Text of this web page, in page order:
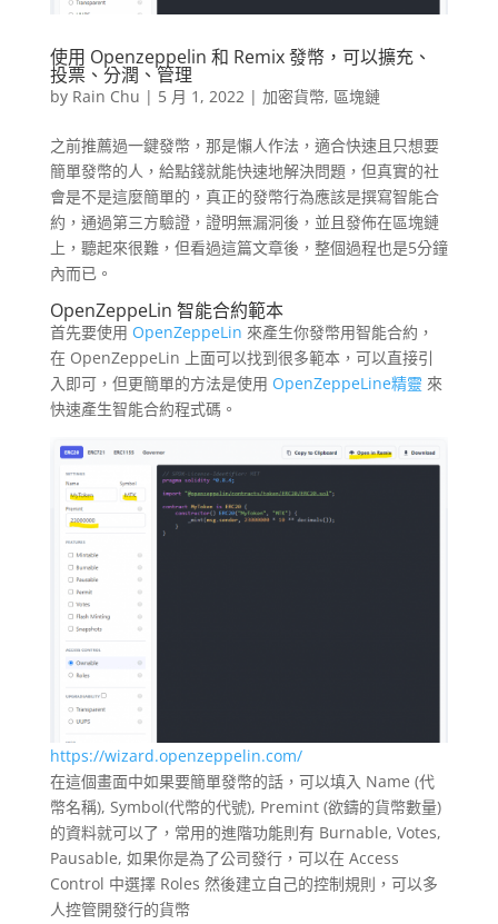
使用 Openzeppelin 和 Remix 發幣，可以擴充、
投票、分潤、管理
by Rain Chu | 5 月 1, 2022| 加密貨幣, 區塊鏈
之前推薦過一鍵發幣，那是懶人作法，適合快速且只想要
簡單發幣的人，給點錢就能快速地解決問題，但真實的社
會是不是這麼簡單的，真正的發幣行為應該是撰寫智能合
約，通過第三方驗證，證明無漏洞後，並且發佈在區塊鏈
上，聽起來很難，但看過這篇文章後，整個過程也是5分鐘
內而已。
OpenZeppeLin 智能合約範本
首先要使用 OpenZeppeLin 來產生你發幣用智能合約，
在 OpenZeppeLin 上面可以找到很多範本，可以直接引
入即可，但更簡單的方法是使用 OpenZeppeLine精靈 來
快速產生智能合約程式碼。
https://wizard.openzeppelin.com/
在這個畫面中如果要簡單發幣的話，可以填入 Name (代
幣名稱), Symbol(代幣的代號), Premint (欲鑄的貨幣數量)
的資料就可以了，常用的進階功能則有 Burnable, Votes,
Pausable, 如果你是為了公司發行，可以在 Access
Control 中選擇 Roles 然後建立自己的控制規則，可以多
人控管開發行的貨幣